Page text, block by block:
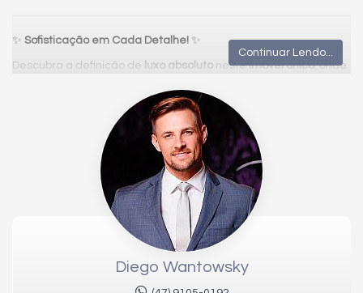
✨ Sofisticação em Cada Detalhe! ✨
Descubra a definição de luxo absoluto nesteimóvel único, onde
vida luxuosa.
Vista Privilegiadapara momentos inesquecíveis
Cobertura dos Sonhos comterraço e SPA
em um
refúgio elegante
Design incomparável quetransforma vidas
Oportunidade de luxopara quem busca um novo estilo
Destaques do imóvel:
Living amplo e sofisticado
Cozinha e área de serviço completas
Circulação com home office
Piscinas adulto e infantil
Continuar Lendo...
Diego Wantowsky